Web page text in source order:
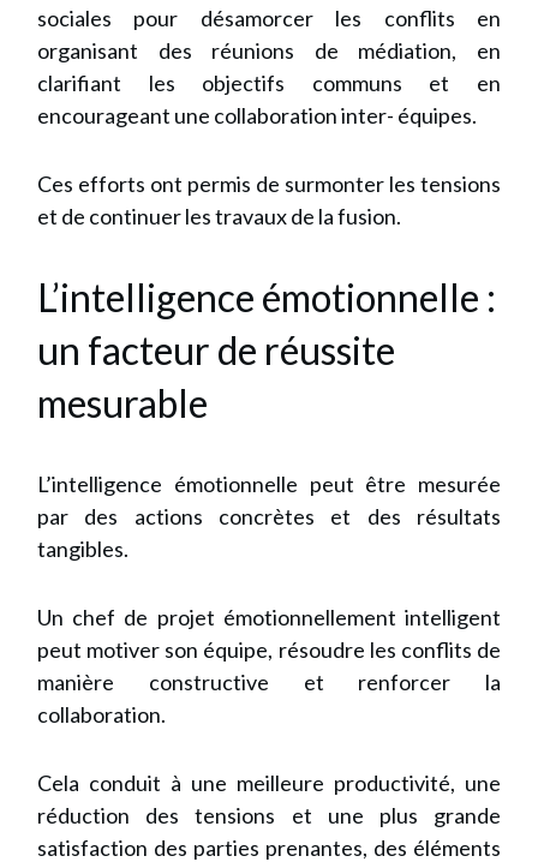
sociales pour désamorcer les conflits en
organisant des réunions de médiation, en
clarifiant les objectifs communs et en
encourageant une collaboration inter- équipes.
Ces efforts ont permis de surmonter les tensions
et de continuer les travaux de la fusion.
L’intelligence émotionnelle :
un facteur de réussite
mesurable
L’intelligence émotionnelle peut être mesurée
par des actions concrètes et des résultats
tangibles.
Un chef de projet émotionnellement intelligent
peut motiver son équipe, résoudre les conflits de
manière constructive et renforcer la
collaboration.
Cela conduit à une meilleure productivité, une
réduction des tensions et une plus grande
satisfaction des parties prenantes, des éléments